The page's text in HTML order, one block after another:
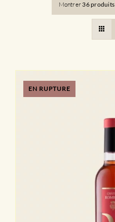
Montrer 36 produits
EN RUPTURE